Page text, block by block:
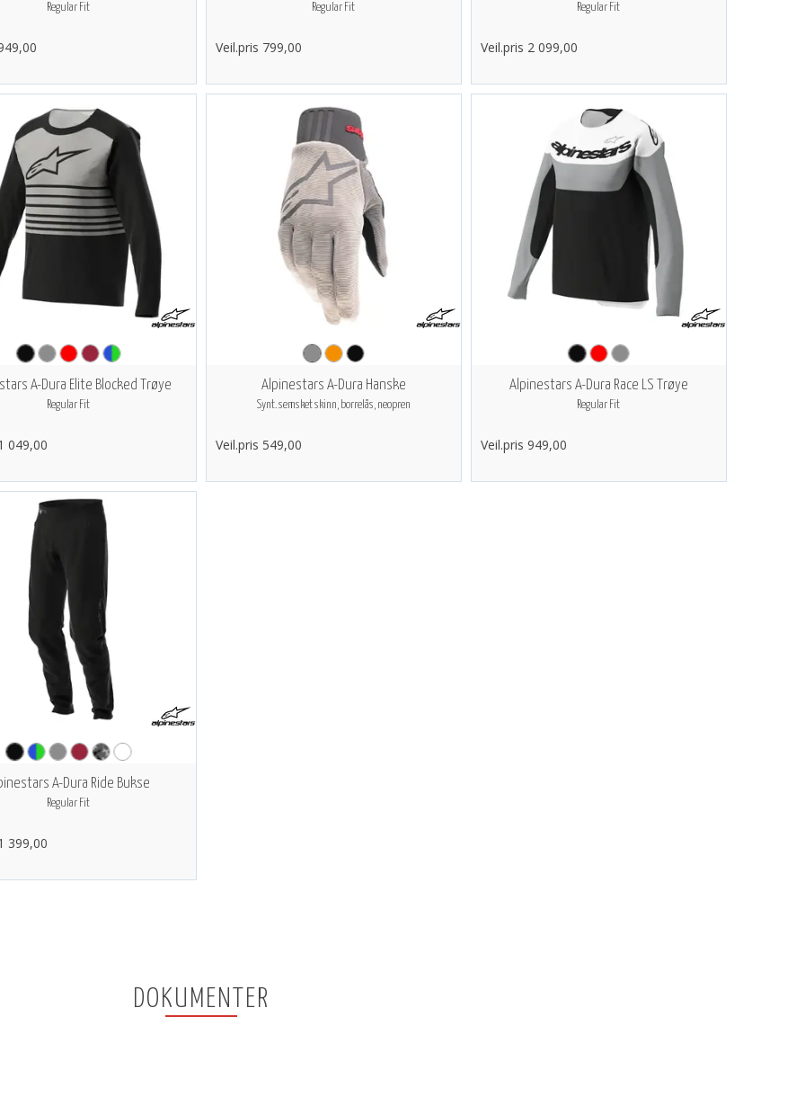
Regular Fit Regular Fit
Veil.pris 799,00
Regular Fit
Veil.pris 2 099,00
A-Dura Elite Blocked Trøye
Regular Fit
049,00
Alpinestars A-Dura Hanske
Synt. semsket skinn, borrelås, neopren
Veil.pris 549,00
Alpinestars A-Dura Race LS Trøye
Regular Fit
Veil.pris 949,00
A-Dura Ride Bukse
Regular Fit
399,00
DOKUMENTER